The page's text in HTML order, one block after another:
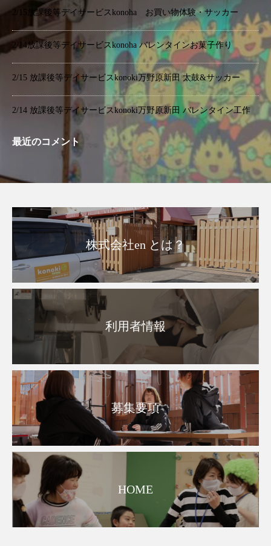
2/15放課後等デイサービスkonoha お買い物体験・サッカー
2/14放課後等デイサービスkonoha バレンタインお菓子作り
2/15 放課後等デイサービスkonoki万野原新田 太鼓&サッカー
2/14 放課後等デイサービスkonoki万野原新田 バレンタイン工作
最近のコメント
株式会社en とは？
利用者情報
募集要項
HOME